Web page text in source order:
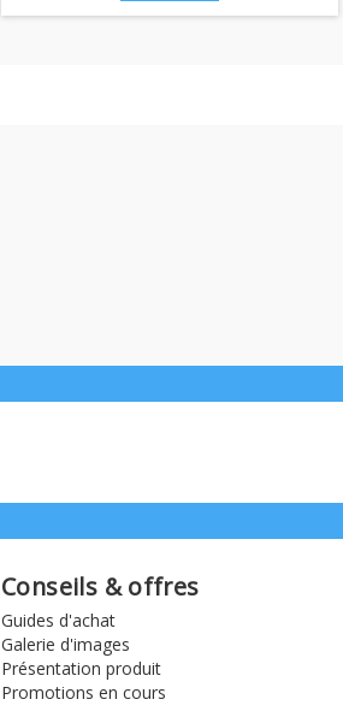
Conseils & offres
Guides d'achat
Galerie d'images
Présentation produit
Promotions en cours